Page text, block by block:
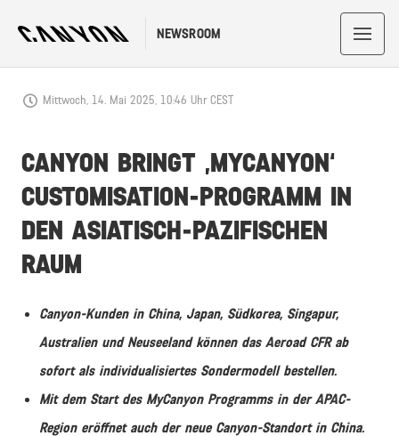
NEWSROOM
Mittwoch, 14. Mai 2025, 10:46 Uhr CEST
CANYON BRINGT ‚MYCANYON‘
CUSTOMISATION-PROGRAMM IN
DEN ASIATISCH-PAZIFISCHEN
RAUM
Canyon-Kunden in China, Japan, Südkorea, Singapur,
Australien und Neuseeland können das Aeroad CFR ab
sofort als individualisiertes Sondermodell bestellen.
Mit dem Start des MyCanyon Programms in der APAC-
Region eröffnet auch der neue Canyon-Standort in China.